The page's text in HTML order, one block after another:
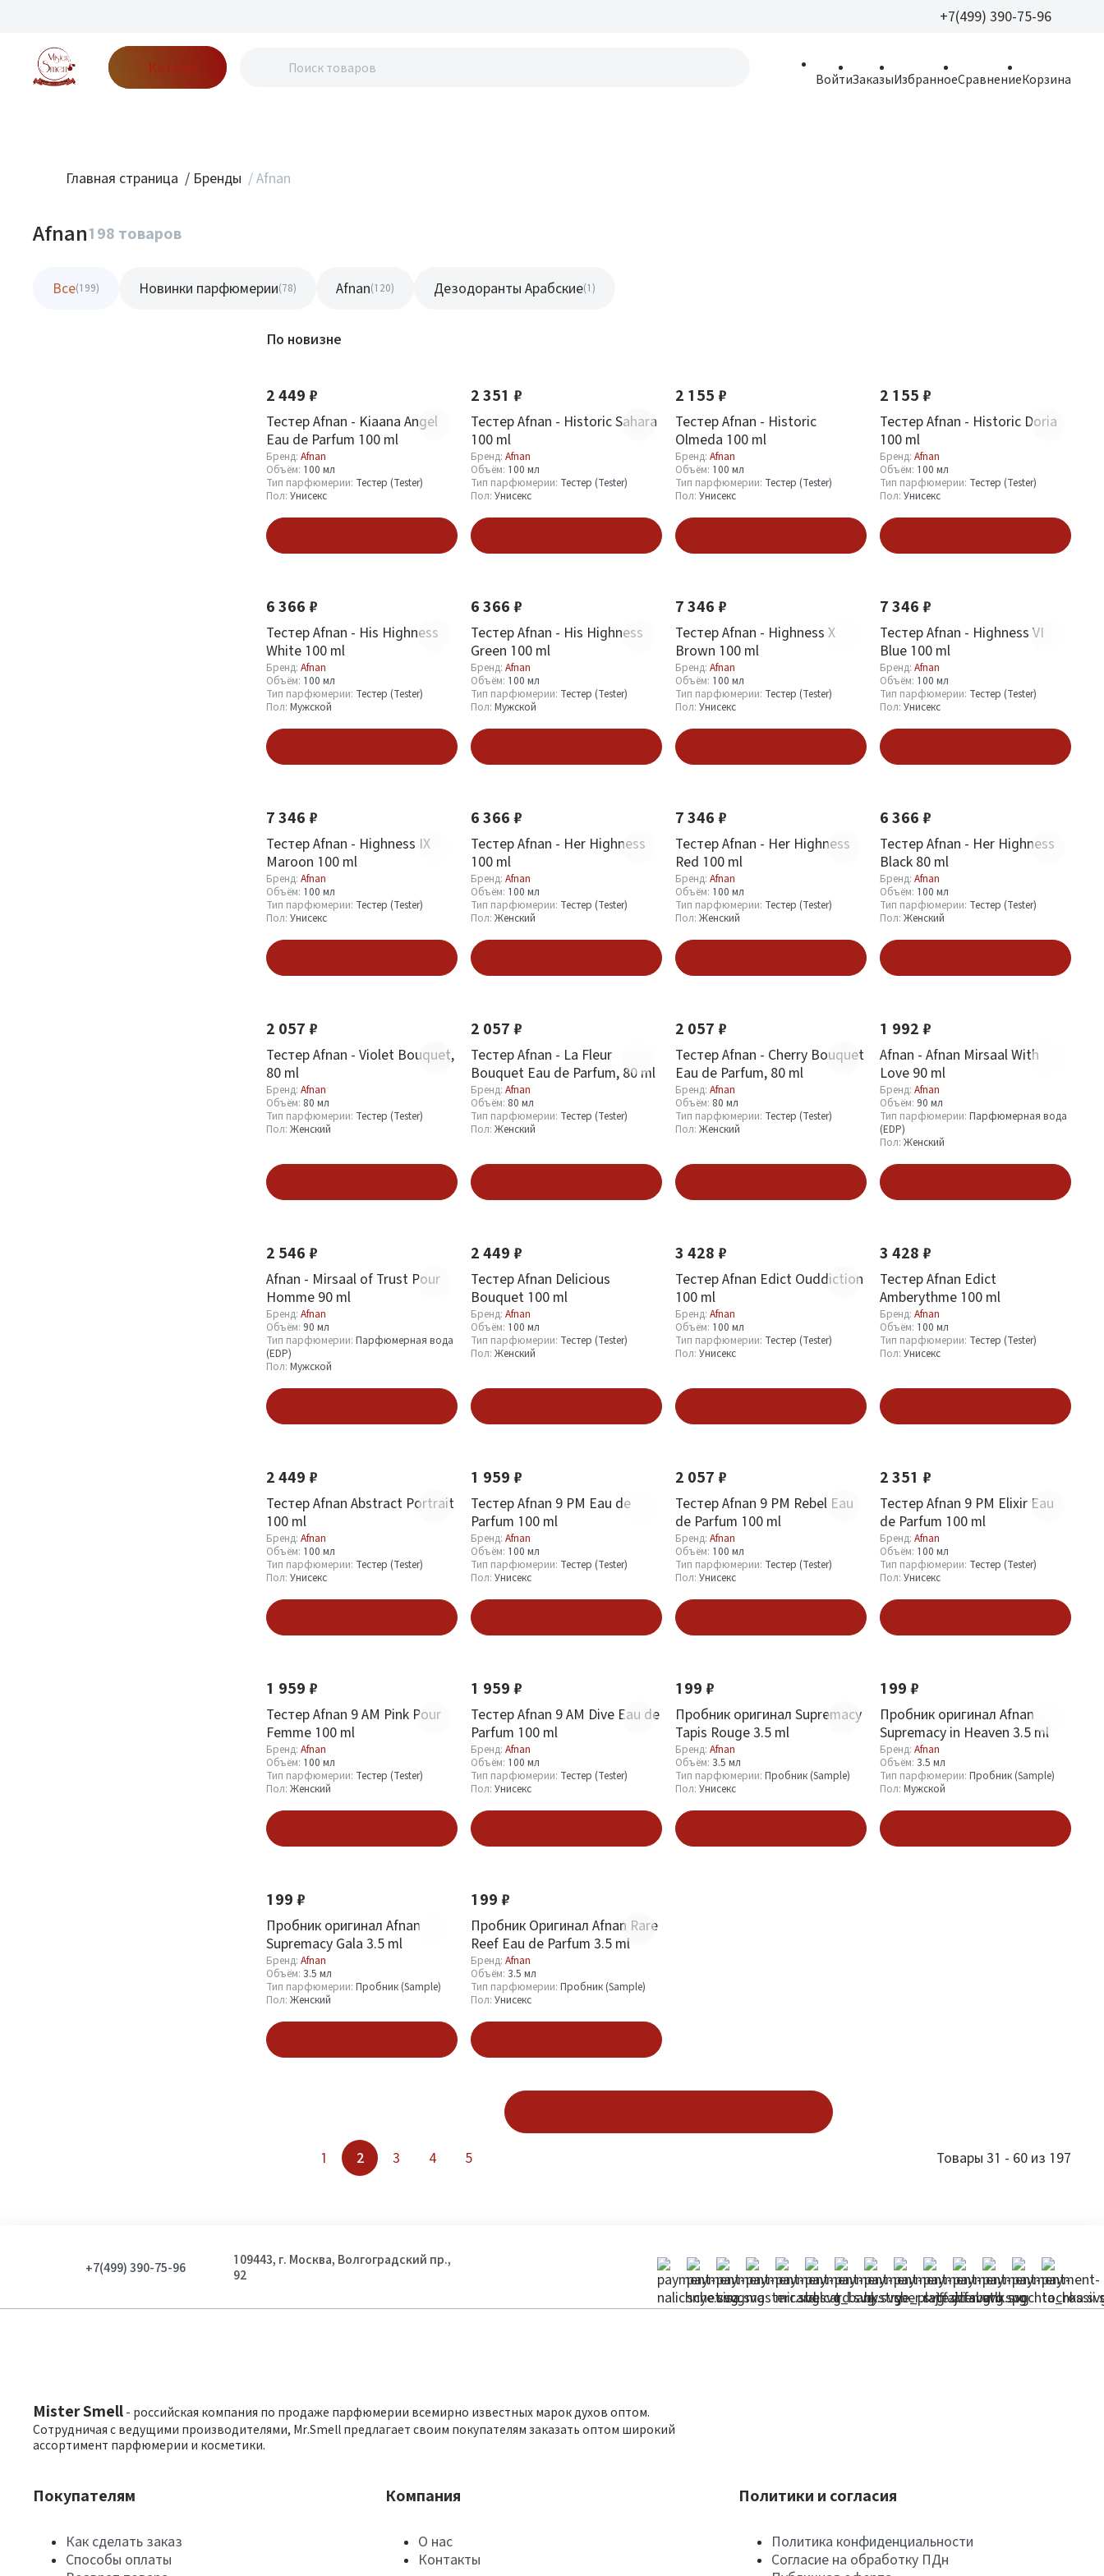
+7(499) 390-75-96
Каталог
ВойтиЗаказыИзбранноеСравнениеКорзина
Главная страница / Бренды / Afnan
Afnan198 товаров
Все(199) Новинки парфюмерии(78) Afnan(120) Дезодоранты Арабские(1)
По новизне
2 449 ₽
Тестер Afnan - Kiaana Angel
Eau de Parfum 100 ml
Бренд: Afnan
Объём: 100 мл
Тип парфюмерии: Тестер (Tester)
Пол: Унисекс
2 351 ₽
Тестер Afnan - Historic Sahara
100 ml
Бренд: Afnan
Объём: 100 мл
Тип парфюмерии: Тестер (Tester)
Пол: Унисекс
2 155 ₽
Тестер Afnan - Historic
Olmeda 100 ml
Бренд: Afnan
Объём: 100 мл
Тип парфюмерии: Тестер (Tester)
Пол: Унисекс
2 155 ₽
Тестер Afnan - Historic Doria
100 ml
Бренд: Afnan
Объём: 100 мл
Тип парфюмерии: Тестер (Tester)
Пол: Унисекс
6 366 ₽
Тестер Afnan - His Highness
White 100 ml
Бренд: Afnan
Объём: 100 мл
Тип парфюмерии: Тестер (Tester)
Пол: Мужской
6 366 ₽
Тестер Afnan - His Highness
Green 100 ml
Бренд: Afnan
Объём: 100 мл
Тип парфюмерии: Тестер (Tester)
Пол: Мужской
7 346 ₽
Тестер Afnan - Highness X
Brown 100 ml
Бренд: Afnan
Объём: 100 мл
Тип парфюмерии: Тестер (Tester)
Пол: Унисекс
7 346 ₽
Тестер Afnan - Highness VI
Blue 100 ml
Бренд: Afnan
Объём: 100 мл
Тип парфюмерии: Тестер (Tester)
Пол: Унисекс
7 346 ₽
Тестер Afnan - Highness IX
Maroon 100 ml
Бренд: Afnan
Объём: 100 мл
Тип парфюмерии: Тестер (Tester)
Пол: Унисекс
6 366 ₽
Тестер Afnan - Her Highness
100 ml
Бренд: Afnan
Объём: 100 мл
Тип парфюмерии: Тестер (Tester)
Пол: Женский
7 346 ₽
Тестер Afnan - Her Highness
Red 100 ml
Бренд: Afnan
Объём: 100 мл
Тип парфюмерии: Тестер (Tester)
Пол: Женский
6 366 ₽
Тестер Afnan - Her Highness
Black 80 ml
Бренд: Afnan
Объём: 100 мл
Тип парфюмерии: Тестер (Tester)
Пол: Женский
2 057 ₽
Тестер Afnan - Violet Bouquet,
80 ml
Бренд: Afnan
Объём: 80 мл
Тип парфюмерии: Тестер (Tester)
Пол: Женский
2 057 ₽
Тестер Afnan - La Fleur
Bouquet Eau de Parfum, 80 ml
Бренд: Afnan
Объём: 80 мл
Тип парфюмерии: Тестер (Tester)
Пол: Женский
2 057 ₽
Тестер Afnan - Cherry Bouquet
Eau de Parfum, 80 ml
Бренд: Afnan
Объём: 80 мл
Тип парфюмерии: Тестер (Tester)
Пол: Женский
1 992 ₽
Afnan - Afnan Mirsaal With
Love 90 ml
Бренд: Afnan
Объём: 90 мл
Тип парфюмерии: Парфюмерная вода
(EDP)
Пол: Женский
2 546 ₽
Afnan - Mirsaal of Trust Pour
Homme 90 ml
Бренд: Afnan
Объём: 90 мл
Тип парфюмерии: Парфюмерная вода
(EDP)
Пол: Мужской
2 449 ₽
Тестер Afnan Delicious
Bouquet 100 ml
Бренд: Afnan
Объём: 100 мл
Тип парфюмерии: Тестер (Tester)
Пол: Женский
3 428 ₽
Тестер Afnan Edict Ouddiction
100 ml
Бренд: Afnan
Объём: 100 мл
Тип парфюмерии: Тестер (Tester)
Пол: Унисекс
3 428 ₽
Тестер Afnan Edict
Amberythme 100 ml
Бренд: Afnan
Объём: 100 мл
Тип парфюмерии: Тестер (Tester)
Пол: Унисекс
2 449 ₽
Тестер Afnan Abstract Portrait
100 ml
Бренд: Afnan
Объём: 100 мл
Тип парфюмерии: Тестер (Tester)
Пол: Унисекс
1 959 ₽
Тестер Afnan 9 PM Eau de
Parfum 100 ml
Бренд: Afnan
Объём: 100 мл
Тип парфюмерии: Тестер (Tester)
Пол: Унисекс
2 057 ₽
Тестер Afnan 9 PM Rebel Eau
de Parfum 100 ml
Бренд: Afnan
Объём: 100 мл
Тип парфюмерии: Тестер (Tester)
Пол: Унисекс
2 351 ₽
Тестер Afnan 9 PM Elixir Eau
de Parfum 100 ml
Бренд: Afnan
Объём: 100 мл
Тип парфюмерии: Тестер (Tester)
Пол: Унисекс
1 959 ₽
Тестер Afnan 9 AM Pink Pour
Femme 100 ml
Бренд: Afnan
Объём: 100 мл
Тип парфюмерии: Тестер (Tester)
Пол: Женский
1 959 ₽
Тестер Afnan 9 AM Dive Eau de
Parfum 100 ml
Бренд: Afnan
Объём: 100 мл
Тип парфюмерии: Тестер (Tester)
Пол: Унисекс
199 ₽
Пробник оригинал Supremacy
Tapis Rouge 3.5 ml
Бренд: Afnan
Объём: 3.5 мл
Тип парфюмерии: Пробник (Sample)
Пол: Унисекс
199 ₽
Пробник оригинал Afnan
Supremacy in Heaven 3.5 ml
Бренд: Afnan
Объём: 3.5 мл
Тип парфюмерии: Пробник (Sample)
Пол: Мужской
199 ₽
Пробник оригинал Afnan
Supremacy Gala 3.5 ml
Бренд: Afnan
Объём: 3.5 мл
Тип парфюмерии: Пробник (Sample)
Пол: Женский
199 ₽
Пробник Оригинал Afnan Rare
Reef Eau de Parfum 3.5 ml
Бренд: Afnan
Объём: 3.5 мл
Тип парфюмерии: Пробник (Sample)
Пол: Унисекс
1 2 3 4 5 Товары 31 - 60 из 197
+7(499) 390-75-96
109443, г. Москва, Волгоградский пр.,
92
Mister Smell - российская компания по продаже парфюмерии всемирно известных марок духов оптом.
Сотрудничая с ведущими производителями, Mr.Smell предлагает своим покупателям заказать оптом широкий
ассортимент парфюмерии и косметики.
Покупателям
Как сделать заказ
Способы оплаты
Компания
О нас
Контакты
Политики и согласия
Политика конфиденциальности
Согласие на обработку ПДн